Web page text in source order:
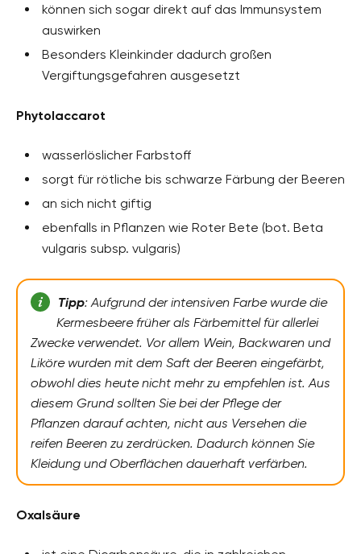
können sich sogar direkt auf das Immunsystem
auswirken
Besonders Kleinkinder dadurch großen
Vergiftungsgefahren ausgesetzt
Phytolaccarot
wasserlöslicher Farbstoff
sorgt für rötliche bis schwarze Färbung der Beeren
an sich nicht giftig
ebenfalls in Pflanzen wie Roter Bete (bot. Beta
vulgaris subsp. vulgaris)
Tipp: Aufgrund der intensiven Farbe wurde die
Kermesbeere früher als Färbemittel für allerlei
Zwecke verwendet. Vor allem Wein, Backwaren und
Liköre wurden mit dem Saft der Beeren eingefärbt,
obwohl dies heute nicht mehr zu empfehlen ist. Aus
diesem Grund sollten Sie bei der Pflege der
Pflanzen darauf achten, nicht aus Versehen die
reifen Beeren zu zerdrücken. Dadurch können Sie
Kleidung und Oberflächen dauerhaft verfärben.
Oxalsäure